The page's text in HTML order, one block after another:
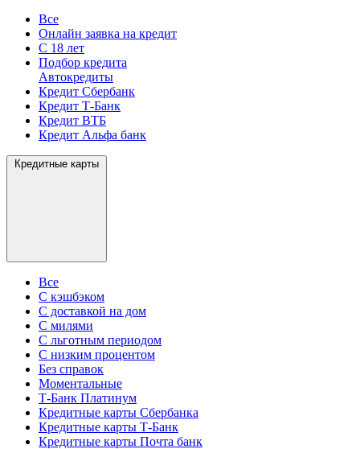
Все
Онлайн заявка на кредит
С 18 лет
Подбор кредита
Автокредиты
Кредит Сбербанк
Кредит Т-Банк
Кредит ВТБ
Кредит Альфа банк
Кредитные карты
Все
С кэшбэком
С доставкой на дом
С милями
С льготным периодом
С низким процентом
Без справок
Моментальные
Т-Банк Платинум
Кредитные карты Сбербанка
Кредитные карты Т-Банк
Кредитные карты Почта банк